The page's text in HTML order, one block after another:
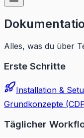
Alles, was du über
Erste Schritte
Installation &
Grundkonzepte
Täglicher